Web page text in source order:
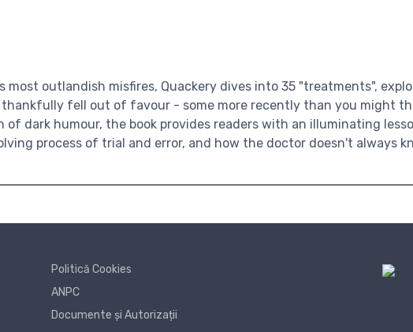
most outlandish misfires, Quackery dives into 35 "treatments",
fell out of favour - some more recently than you might
of dark humour, the book provides readers with an illuminating
process of trial and error, and how the doctor doesn't always
Politică Cookies
ANPC
Documente și Autorizații